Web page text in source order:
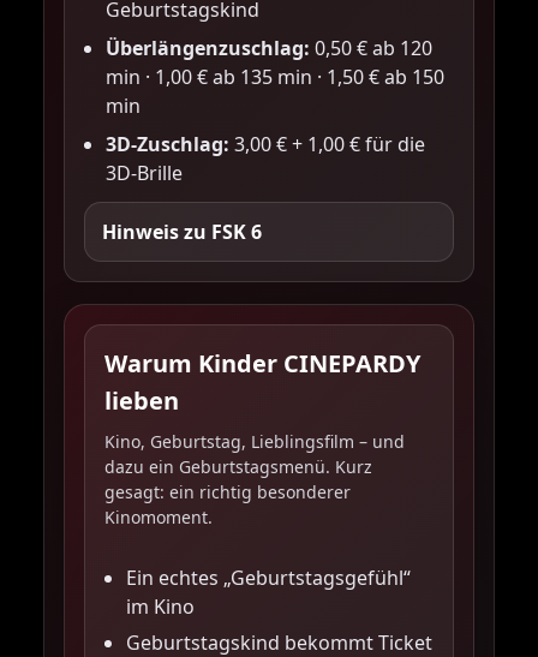
Geburtstagskind
Überlängenzuschlag: 0,50 € ab 120
min · 1,00 € ab 135 min · 1,50 € ab 150
min
3D-Zuschlag: 3,00 € + 1,00 € für die
3D-Brille
Hinweis zu FSK 6
Warum Kinder CINEPARDY
lieben
Kino, Geburtstag, Lieblingsfilm – und
dazu ein Geburtstagsmenü. Kurz
gesagt: ein richtig besonderer
Kinomoment.
Ein echtes „Geburtstagsgefühl“
im Kino
Geburtstagskind bekommt Ticket